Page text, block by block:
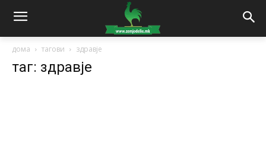
дома тагови здравје
таг: здравје